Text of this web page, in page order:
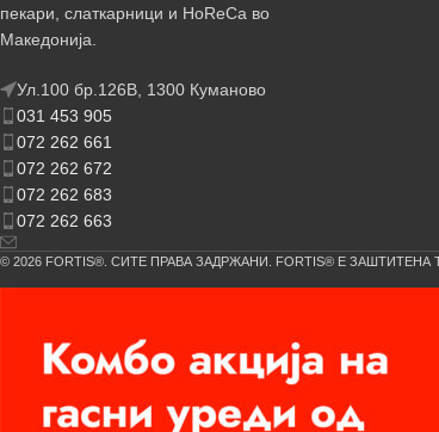
пекари, слаткарници и HoReCa во
Македонија.
Ул.100 бр.126В, 1300 Куманово
031 453 905
072 262 661
072 262 672
072 262 683
072 262 663
© 2026 FORTIS®. СИТЕ ПРАВА ЗАДРЖАНИ. FORTIS® Е ЗАШТИТЕНА